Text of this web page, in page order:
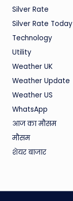
Silver Rate
Silver Rate Today
Technology
Utility
Weather UK
Weather Update
Weather US
WhatsApp
आज का मौसम
मौसम
शेयर बाजार